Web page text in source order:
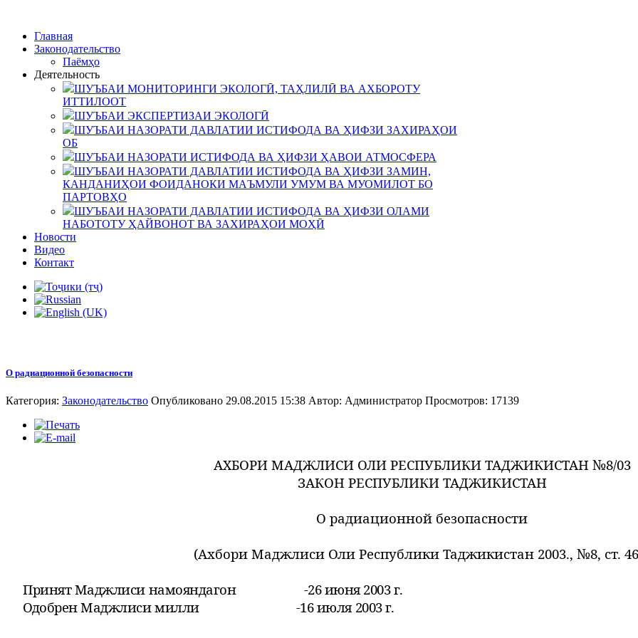
Главная
Законодательство
Паёмҳо
Деятельность
ШУЪБАИ МОНИТОРИНГИ ЭКОЛОГӢ, ТАҲЛИЛӢ ВА АХБОРОТУ
ИТТИЛООТ
ШУЪБАИ ЭКСПЕРТИЗАИ ЭКОЛОГӢ
ШУЪБАИ НАЗОРАТИ ДАВЛАТИИ ИСТИФОДА ВА ҲИФЗИ ЗАХИРАҲОИ
ОБ
ШУЪБАИ НАЗОРАТИ ИСТИФОДА ВА ҲИФЗИ ҲАВОИ АТМОСФЕРА
ШУЪБАИ НАЗОРАТИ ДАВЛАТИИ ИСТИФОДА ВА ҲИФЗИ ЗАМИН,
КАНДАНИҲОИ ФОИДАНОКИ МАЪМУЛИ УМУМ ВА МУОМИЛОТ БО
ПАРТОВҲО
ШУЪБАИ НАЗОРАТИ ДАВЛАТИИ ИСТИФОДА ВА ҲИФЗИ ОЛАМИ
НАБОТОТУ ҲАЙВОНОТ ВА ЗАХИРАҲОИ МОҲӢ
Новости
Видео
Контакт
О радиационной безопасности
Категория: Законодательство Опубликовано 29.08.2015 15:38 Автор: Администратор Просмотров: 17139
АХБОРИ МАДЖЛИСИ ОЛИ РЕСПУБЛИКИ ТАДЖИКИСТАН №8/03
ЗАКОН РЕСПУБЛИКИ ТАДЖИКИСТАН
О радиационной безопасности
(Ахбори Маджлиси Оли Республики Таджикистан 2003., №8, ст.
Принят Маджлиси намояндагон -26 июня 2003 г.
Одобрен Маджлиси милли -16 июля 2003 г.